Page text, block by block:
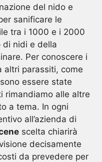
del nido e
sanificare le
tra i 1000 e i 2000
di nidi e della
Per conoscere i
altri parassiti, come
essere state
rimandiamo alle altre
a tema. In ogni
all’azienda di
scelta chiarirà
decisamente
da prevedere per